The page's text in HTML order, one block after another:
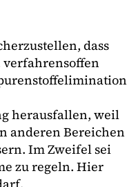
dass
verfahrensoffen
herausfallen, weil
anderen Bereichen
Im Zweifel sei
zu regeln. Hier